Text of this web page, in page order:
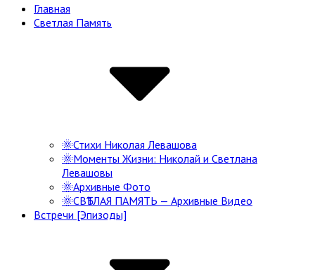
Site
Navigation
Главная
Светлая Память
🌞Стихи Николая Левашова
🌞Моменты Жизни: Николай и Светлана
Левашовы
🌞Архивные Фото
🌞СВѢТЛАЯ ПАМЯТЬ — Архивные Видео
Встречи [Эпизоды]